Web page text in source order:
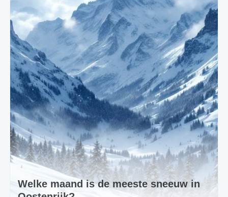
Welke maand is de meeste sneeuw in